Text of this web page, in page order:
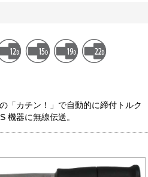
「カチン！」で自動的に締付トルク
機器に無線伝送。